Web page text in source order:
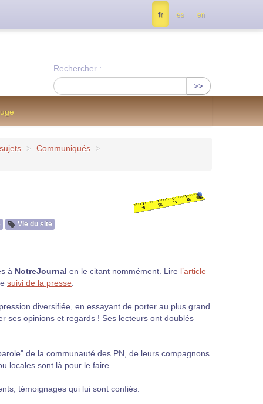
Rechercher :
>>
> Communiqués
>
Vie du site
à NotreJournal en le citant nommément. Lire l’article
suivi de la presse
diversifiée, en essayant de porter au plus grand
ses opinions et regards ! Ses lecteurs ont doublés
de la communauté des PN, de leurs compagnons
locales sont là pour le faire.
témoignages qui lui sont confiés.
fr es en
contactez nous à info@notrejournal.info !